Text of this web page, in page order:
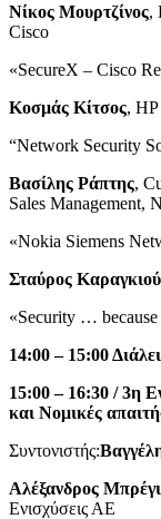
Νίκος Μουρτζίνος,
Cisco
«SecureX – Cisco
Κοσμάς Κίτσος, HP
“Network Security
Βασίλης Ράπτης,
Sales Management,
«Nokia Siemens
Σταύρος
«Security …
14:00 – 15:00
15:00 – 16:30 /3η
και Νομικές
Συντονιστής:
Αλέξανδρος
Ενισχύσεις ΑΕ